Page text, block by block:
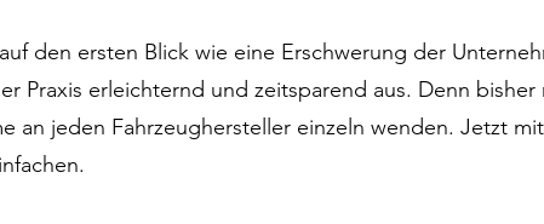
den ersten Blick wie eine Erschwerung der
Praxis erleichternd und zeitsparend aus. Denn
an jeden Fahrzeughersteller einzeln wenden. Jetzt